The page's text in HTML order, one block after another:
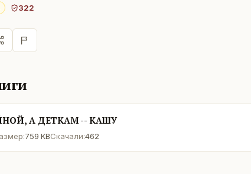
322
А ДЕТКАМ -- КАШУ
759 KBСкачали:462